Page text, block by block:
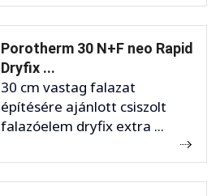
Porotherm 30 N+F neo Rapid
Dryfix ...
30 cm vastag falazat
építésére ajánlott csiszolt
falazóelem dryfix extra ...